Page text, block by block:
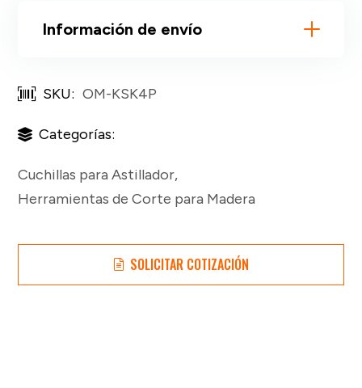
Información de envío
SKU: OM-KSK4P
Categorías:
Cuchillas para Astillador,
Herramientas de Corte para Madera
SOLICITAR COTIZACIÓN